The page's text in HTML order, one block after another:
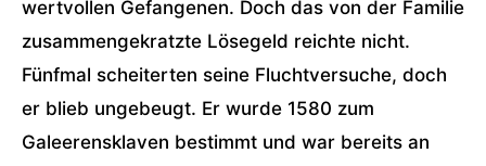
wertvollen Gefangenen. Doch das von der Familie
zusammengekratzte Lösegeld reichte nicht.
Fünfmal scheiterten seine Fluchtversuche, doch
er blieb ungebeugt. Er wurde 1580 zum
Galeerensklaven bestimmt und war bereits an